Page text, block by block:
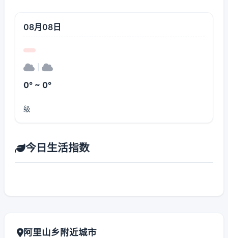
08月08日
0° ~ 0°
级
今日生活指数
阿里山乡附近城市